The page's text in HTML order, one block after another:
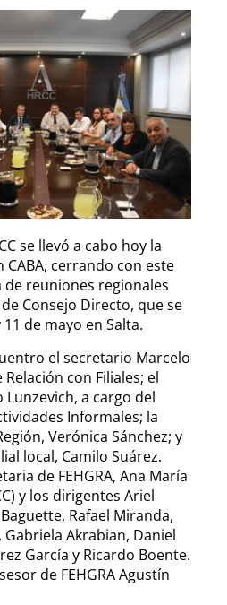
se llevó a cabo hoy la
CABA, cerrando con este
reuniones regionales
Consejo Directo, que se
de mayo en Salta.
el secretario Marcelo
con Filiales; el
a cargo del
Informales; la
Verónica Sánchez; y
local, Camilo Suárez.
de FEHGRA, Ana María
y los dirigentes Ariel
Rafael Miranda,
Akrabian, Daniel
García y Ricardo Boente.
de FEHGRA Agustín